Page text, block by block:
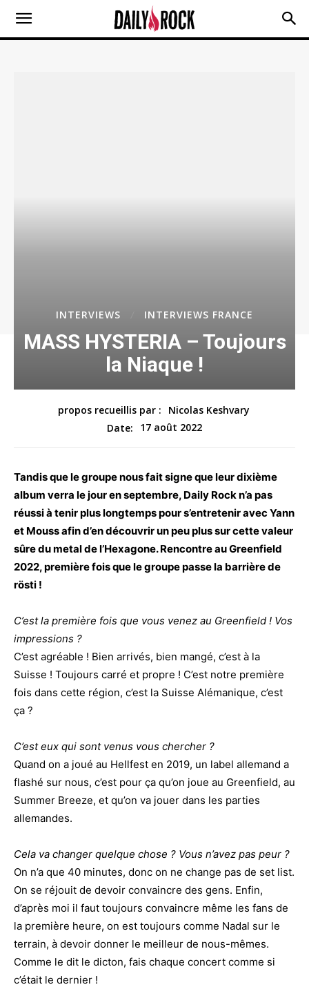
INTERVIEWS INTERVIEWS FRANCE
MASS HYSTERIA – Toujours
la Niaque !
propos recueillis par :
Nicolas Keshvary
Date:
17 août 2022
Tandis que le groupe nous fait signe que leur dixième
album verra le jour en septembre, Daily Rock n’a pas
réussi à tenir plus longtemps pour s’entretenir avec Yann
et Mouss afin d’en découvrir un peu plus sur cette valeur
sûre du metal de l’Hexagone. Rencontre au Greenfield
2022, première fois que le groupe passe la barrière de
rösti !
C’est la première fois que vous venez au Greenfield ! Vos
impressions ?
C’est agréable ! Bien arrivés, bien mangé, c’est à la
Suisse ! Toujours carré et propre ! C’est notre première
fois dans cette région, c’est la Suisse Alémanique, c’est
ça ?
C’est eux qui sont venus vous chercher ?
Quand on a joué au Hellfest en 2019, un label allemand a
flashé sur nous, c’est pour ça qu’on joue au Greenfield, au
Summer Breeze, et qu’on va jouer dans les parties
allemandes.
Cela va changer quelque chose ? Vous n’avez pas peur ?
On n’a que 40 minutes, donc on ne change pas de set list.
On se réjouit de devoir convaincre des gens. Enfin,
d’après moi il faut toujours convaincre même les fans de
la première heure, on est toujours comme Nadal sur le
terrain, à devoir donner le meilleur de nous-mêmes.
Comme le dit le dicton, fais chaque concert comme si
c’était le dernier !